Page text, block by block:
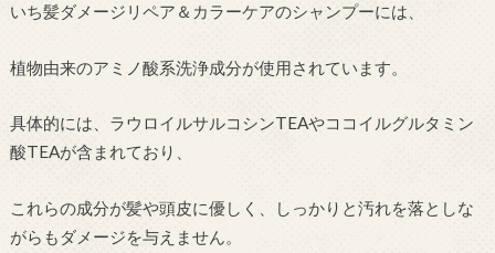
いち髪ダメージリペア＆カラーケアのシャンプーには、
植物由来のアミノ酸系洗浄成分が使用されています。
具体的には、ラウロイルサルコシンTEAやココイルグルタミン
酸TEAが含まれており、
これらの成分が髪や頭皮に優しく、しっかりと汚れを落としな
がらもダメージを与えません。